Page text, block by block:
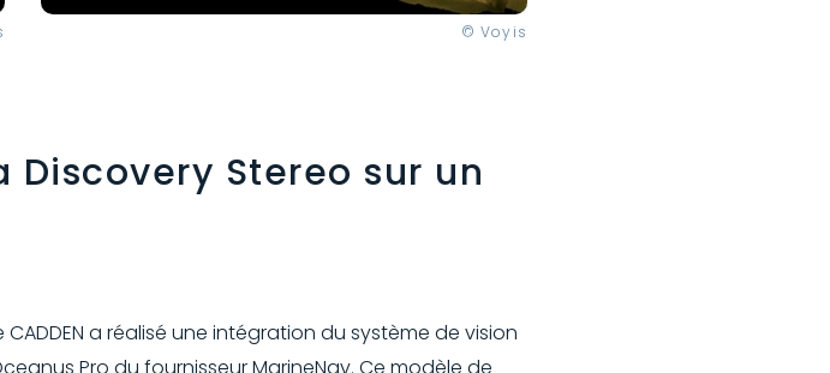
© Voyis
Stereo sur un
a réalisé une intégration du système de vision